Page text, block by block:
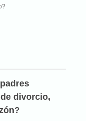
divorcio,